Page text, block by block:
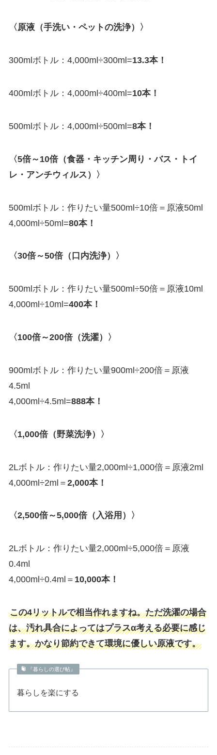
〈原液（手洗い・ペットの洗浄）〉
300mlボトル：4,000ml÷300ml=13.3本！
400mlボトル：4,000ml÷400ml=10本！
500mlボトル：4,000ml÷500ml=8本！
〈5倍～10倍（食器・キッチン周り・バス・トイ
レ・アンチウィルス）〉
500mlボトル：作りたい量500ml÷10倍＝原液50ml
4,000ml÷50ml=80本！
〈30倍～50倍（口内洗浄）〉
500mlボトル：作りたい量500ml÷50倍＝原液10ml
4,000ml÷10ml=400本！
〈100倍～200倍（洗濯）〉
900mlボトル：作りたい量900ml÷200倍＝原液
4.5ml
4,000ml÷4.5ml=888本！
〈1,000倍（野菜洗浄）〉
2Lボトル：作りたい量2,000ml÷1,000倍＝原液2ml
4,000ml÷2ml＝ 2,000本！
〈2,500倍～5,000倍（入浴用）〉
2Lボトル：作りたい量2,000ml÷5,000倍＝原液
0.4ml
4,000ml÷0.4ml＝ 10,000本！
この4リットルで相当作れますね。ただ洗濯の場合
は、汚れ具合によってはプラスα考える必要に感じ
ます。かなり節約できて環境に優しい原液です。
『暮らしの選び帖』
暮らしを楽にする